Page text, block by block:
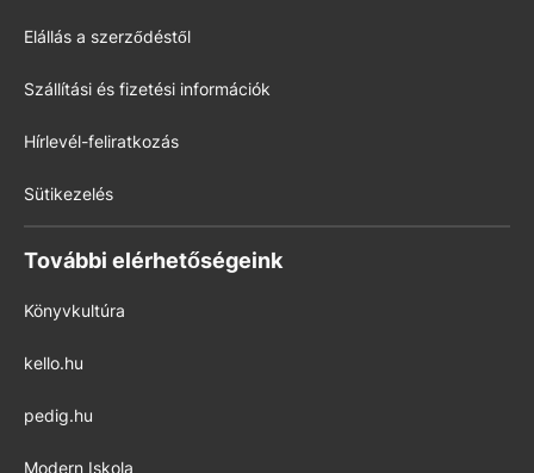
Elállás a szerződéstől
Szállítási és fizetési információk
Hírlevél-feliratkozás
Sütikezelés
További elérhetőségeink
Könyvkultúra
kello.hu
pedig.hu
Modern Iskola